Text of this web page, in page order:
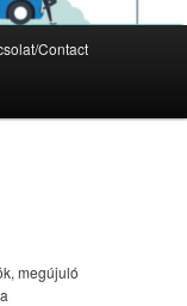
Contact
megújuló